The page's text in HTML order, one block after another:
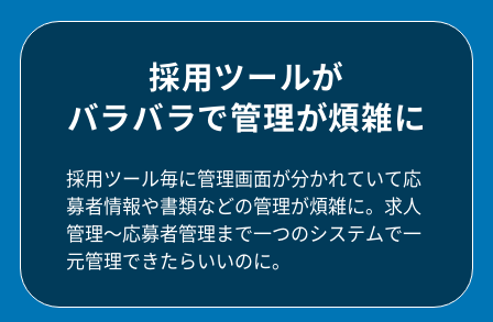
採用ツールが
バラバラで管理が煩雑に
採用ツール毎に管理画面が分かれていて応
募者情報や書類などの管理が煩雑に。求人
管理～応募者管理まで一つのシステムで一
元管理できたらいいのに。